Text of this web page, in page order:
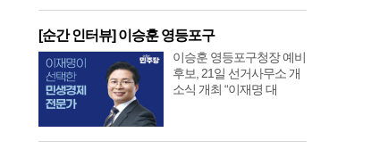
[순간 인터뷰] 이승훈 영등포구
이승훈 영등포구청장 예비
후보, 21일 선거사무소 개
소식 개최 “이재명 대